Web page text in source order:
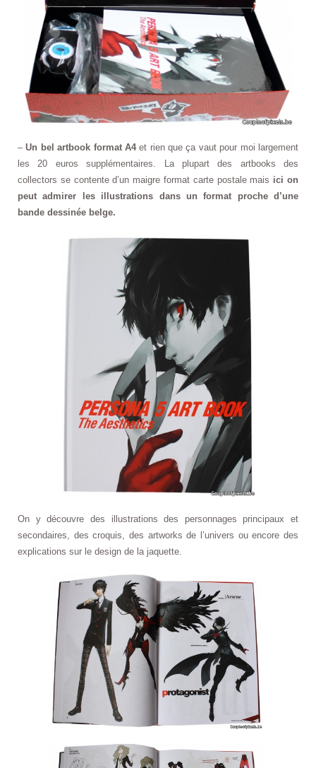
–Un bel artbook format A4et rien que ça vaut pour moi largement
les 20 euros supplémentaires. La plupart des artbooks des
collectors se contente d’un maigre format carte postale mais ici on
peut admirer les illustrations dans un format proche d’une
bande dessinée belge.
On y découvre des illustrations des personnages principaux et
secondaires, des croquis, des artworks de l’univers ou encore des
explications sur le design de la jaquette.